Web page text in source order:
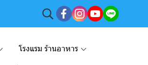
โรงแรม ร้านอาหาร